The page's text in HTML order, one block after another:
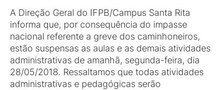
A Direção Geral do IFPB/Campus Santa Rita
informa que, por consequência do impasse
nacional referente a greve dos caminhoneiros,
estão suspensas as aulas e as demais atividades
administrativas de amanhã, segunda-feira, dia
28/05/2018. Ressaltamos que todas atividades
administrativas e pedagógicas serão